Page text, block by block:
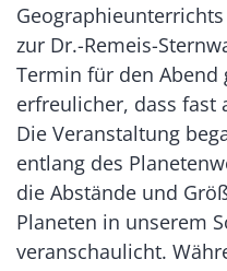
zur Dr.-Remeis-
Termin für den Abend
erfreulicher, dass fast
Die Veranstaltung
entlang des
die Abstände und
Planeten in unserem
veranschaulicht.